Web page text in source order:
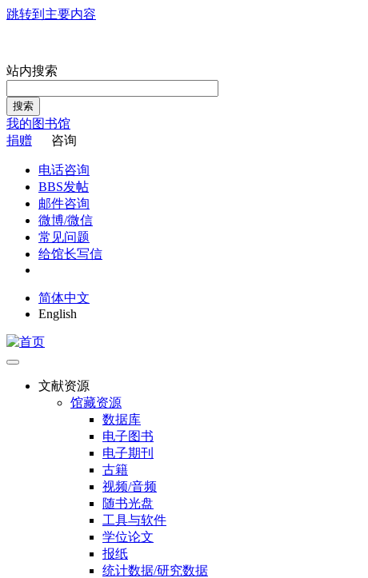
跳转到主要内容
站内搜索
搜索
我的图书馆
捐赠
咨询
电话咨询
BBS发帖
邮件咨询
微博/微信
常见问题
给馆长写信
简体中文
English
文献资源
馆藏资源
数据库
电子图书
电子期刊
古籍
视频/音频
随书光盘
工具与软件
学位论文
报纸
统计数据/研究数据